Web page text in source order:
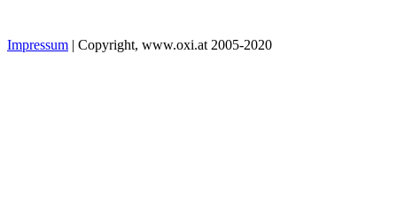
Impressum | Copyright, www.oxi.at 2005-2020